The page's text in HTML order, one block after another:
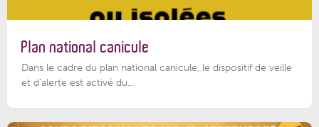
Plan national canicule
Dans le cadre du plan national canicule, le dispositif de veille
et d’alerte est activé du...